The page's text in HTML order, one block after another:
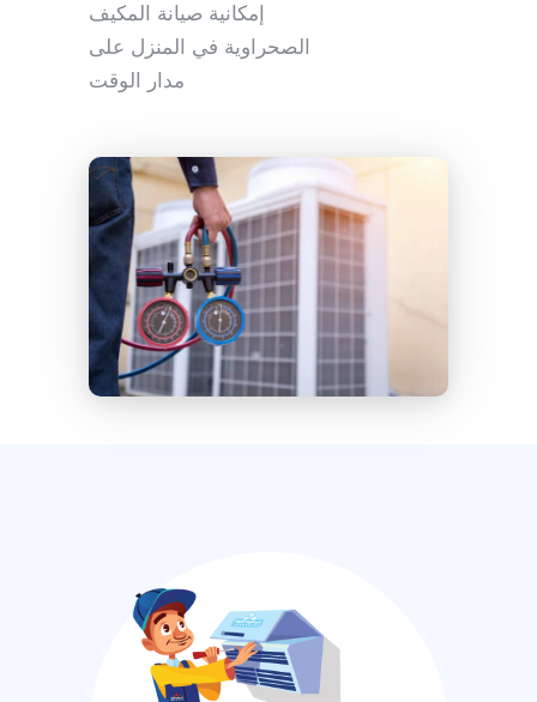
إمكانية صيانة المكيف
الصحراوية في المنزل على
مدار الوقت